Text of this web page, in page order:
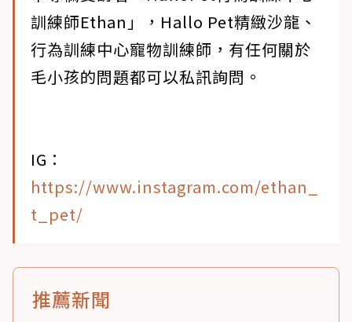
訓練師Ethan」，Hallo Pet精緻沙龍、
行為訓練中心寵物訓練師，有任何關於
毛小孩的問題都可以私訊詢問。
IG：
https://www.instagram.com/ethan_
t_pet/
推薦新聞